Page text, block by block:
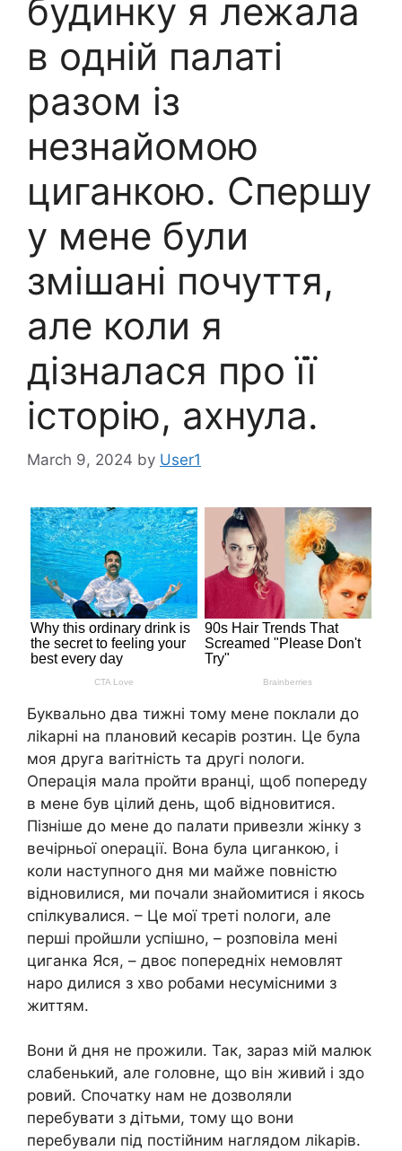
будинку я лежала
в одній палаті
разом із
незнайомою
циганкою. Спершу
у мене були
змішані почуття,
але коли я
дізналася про її
історію, ахнула.
March 9, 2024 by User1
Буквально два тижні тому мене поклали до
ліkарні на плановий кесарів розтин. Це була
моя друга ваrітність та другі nологи.
Операція мала пройти вранці, щоб попереду
в мене був цілий день, щоб відновитися.
Пізніше до мене до палати привезли жінку з
вечірньої оnерації. Вона була циганкою, і
коли наступного дня ми майже повністю
відновилися, ми почали знайомитися і якось
спілкувалися. – Це мої треті nологи, але
перші пройшли успішно, – розповіла мені
циганка Яся, – двоє попередніх немовлят
наро дилися з хво робами несумісними з
життям.
Вони й дня не прожили. Так, зараз мій малюк
слабенький, але головне, що він живий і здо
ровий. Спочатку нам не дозволяли
перебувати з дітьми, тому що вони
перебували під постійним наглядом ліkарів.